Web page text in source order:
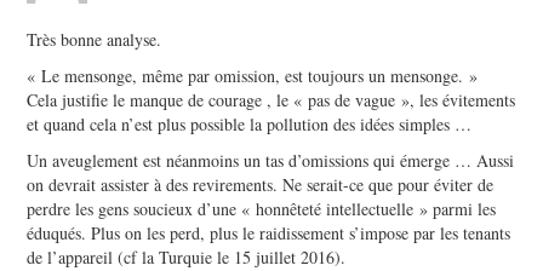
Très bonne analyse.
« Le mensonge, même par omission, est toujours un mensonge. »
Cela justifie le manque de courage , le « pas de vague », les évitements
et quand cela n’est plus possible la pollution des idées simples …
Un aveuglement est néanmoins un tas d’omissions qui émerge … Aussi
on devrait assister à des revirements. Ne serait-ce que pour éviter de
perdre les gens soucieux d’une « honnêteté intellectuelle » parmi les
éduqués. Plus on les perd, plus le raidissement s’impose par les tenants
de l’appareil (cf la Turquie le 15 juillet 2016).